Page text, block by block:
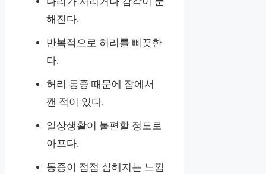
해진다.
반복적으로 허리를 삐끗한
다.
허리 통증 때문에 잠에서
깬 적이 있다.
일상생활이 불편할 정도로
아프다.
통증이 점점 심해지는 느낌